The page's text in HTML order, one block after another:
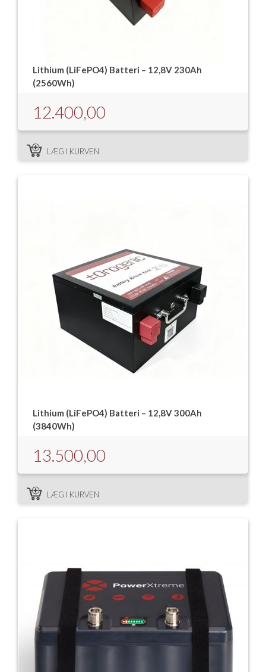
Lithium (LiFePO4) Batteri – 12,8V 230Ah
(2560Wh)
12.400,00
LÆG I KURVEN
Lithium (LiFePO4) Batteri – 12,8V 300Ah
(3840Wh)
13.500,00
LÆG I KURVEN